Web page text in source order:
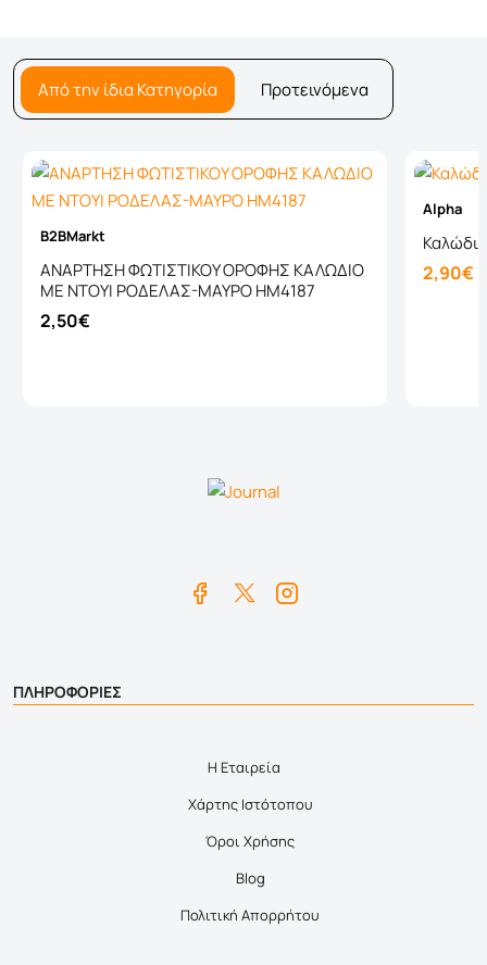
Από την ίδια Κατηγορία Προτεινόμενα
B2BMarkt
ΑΝΑΡΤΗΣΗ ΦΩΤΙΣΤΙΚΟΥ ΟΡΟΦΗΣ ΚΑΛΩΔΙΟ
ΜΕ ΝΤΟΥΙ ΡΟΔΕΛΑΣ-ΜΑΥΡΟ HM4187
2,50€
Alpha
2,90€
ΠΛΗΡΟΦΟΡΙΕΣ
Η Εταιρεία
Χάρτης Ιστότοπου
Όροι Χρήσης
Blog
Πολιτική Απορρήτου